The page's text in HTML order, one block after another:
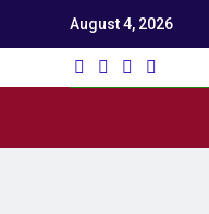
August 4, 2026